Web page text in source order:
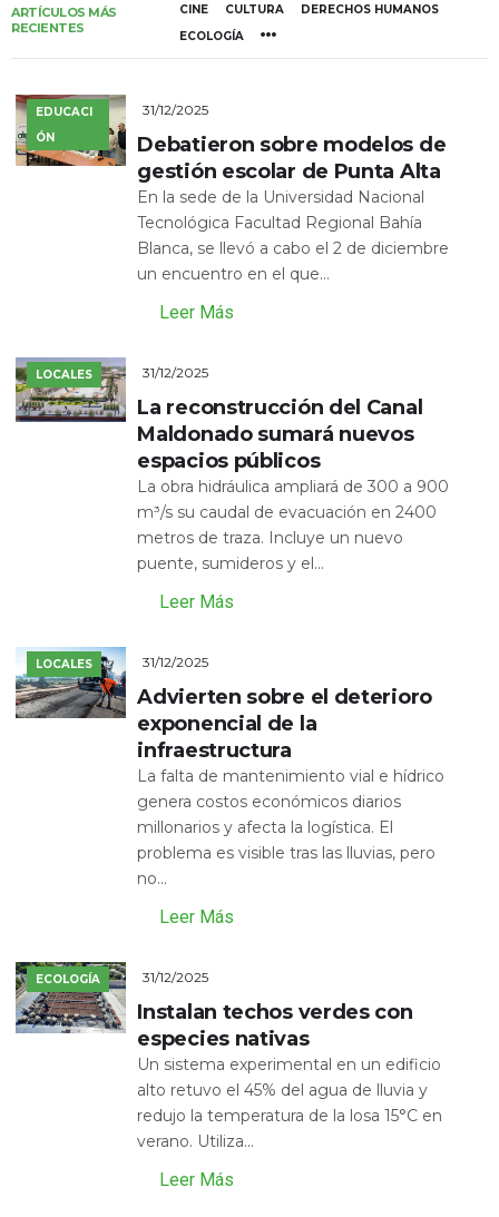
ARTÍCULOS MÁS
RECIENTES
CINE CULTURA
DERECHOS HUMANOS
ECOLOGÍA
EDUCACI
ÓN
31/12/2025
Debatieron sobre modelos de
gestión escolar de Punta Alta
En la sede de la Universidad Nacional
Tecnológica Facultad Regional Bahía
Blanca, se llevó a cabo el 2 de diciembre
un encuentro en el que...
Leer Más
LOCALES 31/12/2025
La reconstrucción del Canal
Maldonado sumará nuevos
espacios públicos
La obra hidráulica ampliará de 300 a 900
m³/s su caudal de evacuación en 2400
metros de traza. Incluye un nuevo
puente, sumideros y el...
Leer Más
LOCALES 31/12/2025
Advierten sobre el deterioro
exponencial de la
infraestructura
La falta de mantenimiento vial e hídrico
genera costos económicos diarios
millonarios y afecta la logística. El
problema es visible tras las lluvias, pero
no...
Leer Más
ECOLOGÍA 31/12/2025
Instalan techos verdes con
especies nativas
Un sistema experimental en un edificio
alto retuvo el 45% del agua de lluvia y
redujo la temperatura de la losa 15°C en
verano. Utiliza...
Leer Más